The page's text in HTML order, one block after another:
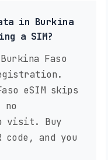
in Burkina
a SIM?
Faso
eSIM skips
visit. Buy
and you